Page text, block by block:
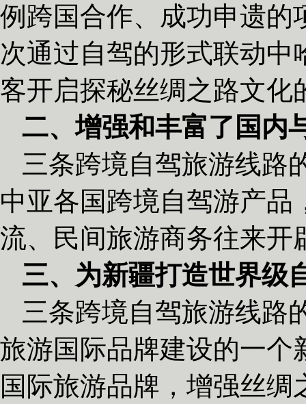
例跨国合作、成功申遗的
次通过自驾的形式联动
客开启探秘丝绸之路文化
二、增强和丰富了国内
三条跨境自驾旅游线路
中亚各国跨境自驾游产
流、民间旅游商务往来开
三、为新疆打造世界级
三条跨境自驾旅游线路
旅游国际品牌建设的一个
国际旅游品牌，增强丝